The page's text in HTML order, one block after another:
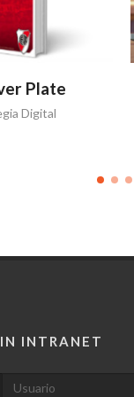
Plate
Digital
INTRANET